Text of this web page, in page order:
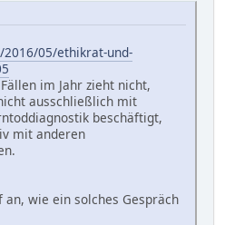
05/ethikrat-und-
im Jahr zieht nicht,
ausschließlich mit
beschäftigt,
mit anderen
wie ein solches Gespräch